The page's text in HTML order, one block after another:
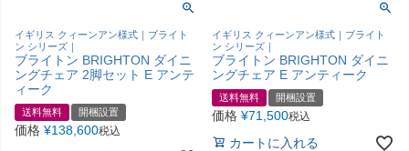
イギリス クィーンアン様式｜ブライト
ン シリーズ｜
ブライトン BRIGHTON ダイニ
ングチェア 2脚セット E アンテ
ィーク
送料無料 開梱設置
価格 ¥138,600税込
イギリス クィーンアン様式｜ブライト
ン シリーズ｜
ブライトン BRIGHTON ダイニ
ングチェア E アンティーク
送料無料 開梱設置
価格 ¥71,500税込
カートに入れる